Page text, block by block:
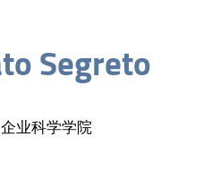
Segreto
业科学学院